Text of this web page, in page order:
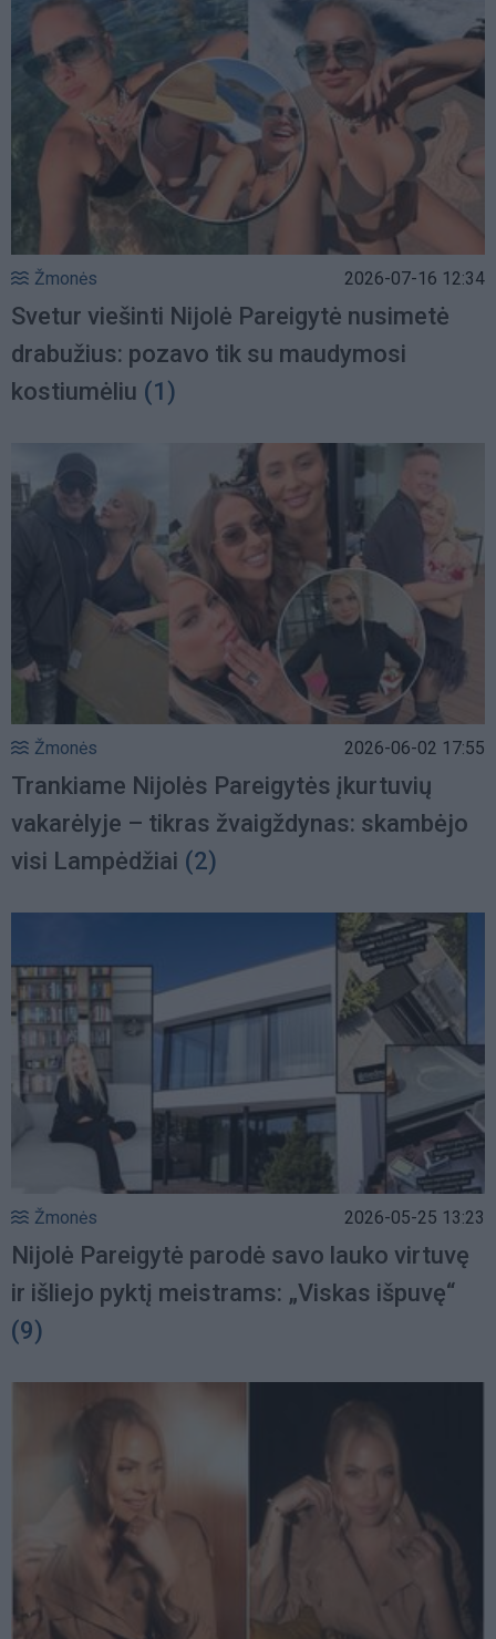
Žmonės 2026-07-16 12:34
Svetur viešinti Nijolė Pareigytė nusimetė
drabužius: pozavo tik su maudymosi
kostiumėliu (1)
Žmonės 2026-06-02 17:55
Trankiame Nijolės Pareigytės įkurtuvių
vakarėlyje – tikras žvaigždynas: skambėjo
visi Lampėdžiai (2)
Žmonės 2026-05-25 13:23
Nijolė Pareigytė parodė savo lauko virtuvę
ir išliejo pyktį meistrams: „Viskas išpuvę“
(9)